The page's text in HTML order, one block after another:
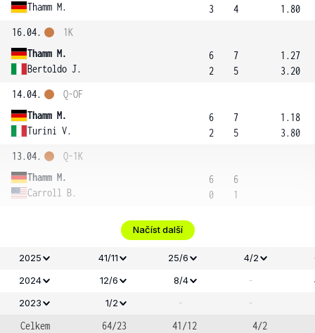
Thamm M.
3
4
1.80
16.04.
Thamm M.
Bertoldo J.
1K
6
2
7
5
1.27
3.20
14.04.
Thamm M.
Turini V.
Q-OF
6
2
7
5
1.18
3.80
13.04.
Thamm M.
Carroll B.
Q-1K
6
0
6
1
Načíst další
2025 41/11 25/6 4/2
2024
12/6 8/4 -
2023
1/2 -
-
Celkem
64/23 41/12 4/2